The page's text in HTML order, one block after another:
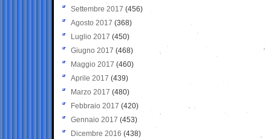
Settembre 2017 (456)
Agosto 2017 (368)
Luglio 2017 (450)
Giugno 2017 (468)
Maggio 2017 (460)
Aprile 2017 (439)
Marzo 2017 (480)
Febbraio 2017 (420)
Gennaio 2017 (453)
Dicembre 2016 (438)